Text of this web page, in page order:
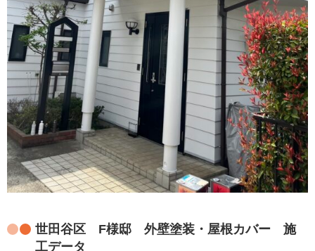
世田谷区 F様邸 外壁塗装・屋根カバー 施
工データ